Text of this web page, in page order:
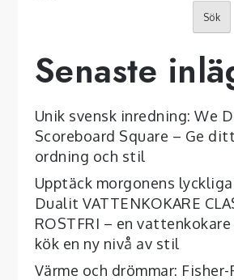
Sök
Senaste
Unik svensk inredning: We
Scoreboard Square – Ge
ordning och stil
Upptäck morgonens
Dualit VATTENKOKARE
ROSTFRI – en
kök en ny nivå av stil
Värme och drömmar: Fisher-